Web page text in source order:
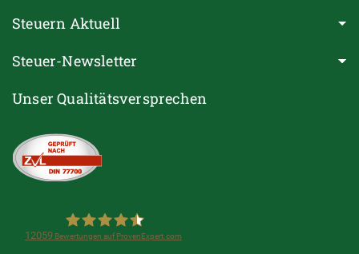
Steuern Aktuell
Steuer-Newsletter
Unser Qualitätsversprechen
12059 Bewertungen auf ProvenExpert.com